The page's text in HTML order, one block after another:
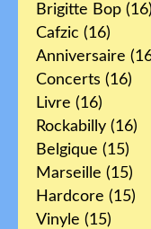
Brigitte Bop (16)
Cafzic (16)
Anniversaire
Concerts (16)
Livre (16)
Rockabilly (16)
Belgique (15)
Marseille (15)
Hardcore (15)
Vinyle (15)